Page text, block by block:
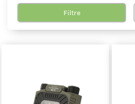
Filtre